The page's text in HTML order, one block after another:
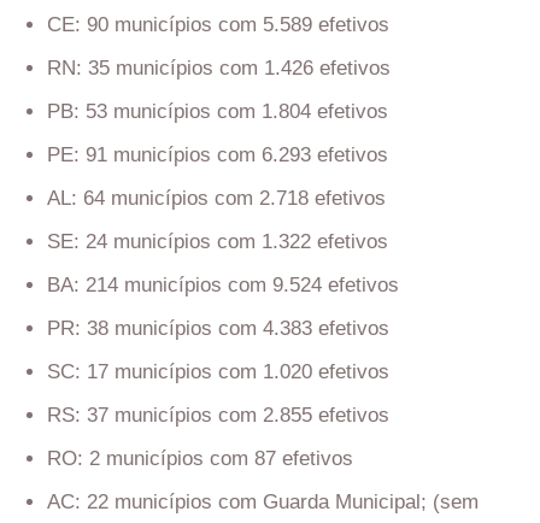
CE: 90 municípios com 5.589 efetivos
RN: 35 municípios com 1.426 efetivos
PB: 53 municípios com 1.804 efetivos
PE: 91 municípios com 6.293 efetivos
AL: 64 municípios com 2.718 efetivos
SE: 24 municípios com 1.322 efetivos
BA: 214 municípios com 9.524 efetivos
PR: 38 municípios com 4.383 efetivos
SC: 17 municípios com 1.020 efetivos
RS: 37 municípios com 2.855 efetivos
RO: 2 municípios com 87 efetivos
AC: 22 municípios com Guarda Municipal; (sem